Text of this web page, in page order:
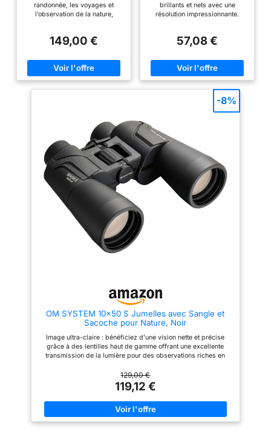
randonnée, les voyages et
l’observation de la nature,
Nikon multicouches et prismes
lumineuse, nette et bien
contrastée. Objectifs 50 mm
pour maximiser la clarté à
antichoc et prise en main
sécurisée Large champ de
vision pour repérer facilement
les sujets et suivre les animaux
en mouvement (jusqu’à 61,4°
selon modèle) Confort
d’observation grâce aux
œilletons rotatifs et au grand
dégagement oculaire, adapté
aux porteurs de lunettes
149,00 €
brillants et nets avec une
résolution impressionnante.
lunettes de tout type. Grand
à tourner, vous permettant de
faire la mise au point sur des
sujets à différentes distances.
Attachez vos jumelles à un
trépied pour des séances de
visionnage prolongées.
Accessoires inclus: étui souple,
un serre-nuque, des bouchons
d'objectif, des bouchons
d'oculaire, un chiffon de
nettoyage d'objectif
57,08 €
OM SYSTEM 10x50 S Jumelles avec Sangle et
Sacoche pour Nature, Noir
Image ultra-claire : bénéficiez d'une vision nette et précise
grâce à des lentilles haut de gamme offrant une excellente
transmission de la lumière pour des observations riches en
en mouvement, parfait pour les oiseaux et animaux, suivez
facilement les scènes dynamiques sans manquer aucun détail
important. Robustesse et légèreté : boîtier résistant aux
intempéries, poignée antidérapante, design compact pour un
transport aisé, jumelles idéales lors de longues sorties en
pleine nature. Confort d’utilisation : commandes ergonomiques,
129,00 €
119,12 €
-8%